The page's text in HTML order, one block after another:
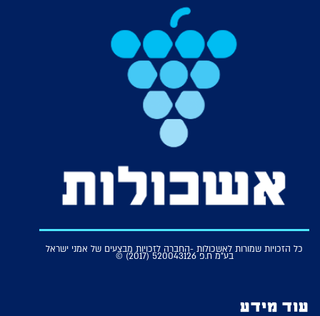
כל הזכויות שמורות לאשכולות -החברה לזכויות מבצעים של אמני ישראל
בע"מ ח.פ 520043126 (2017) ©
עוד מידע